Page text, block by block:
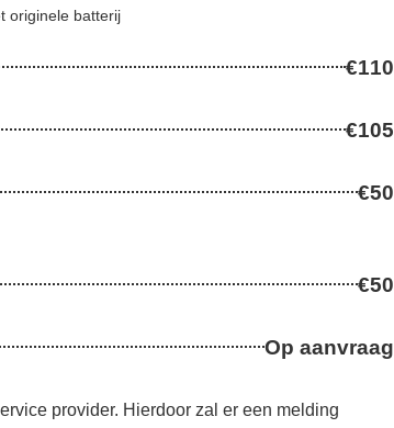
originele batterij
€110
€105
€50
€50
Op aanvraag
provider. Hierdoor zal er een melding